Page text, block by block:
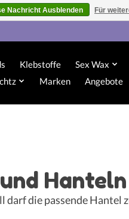
Klebstoffe Sex Wax
Marken Angebote
Hanteln
die passende Hantel
Nachricht Ausblenden Für